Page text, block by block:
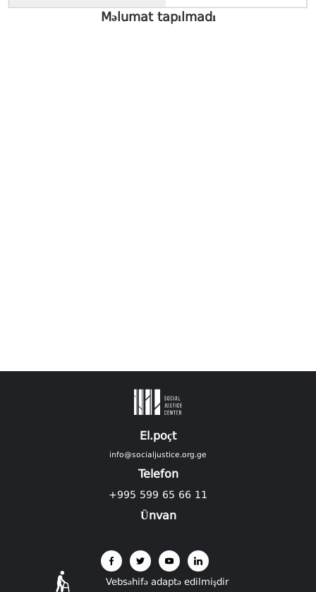
Məlumat tapılmadı
El.poçt
info@socialjustice.org.ge
Telefon
+995 599 65 66 11
Ünvan
Vebsəhifə adaptə edilmişdir